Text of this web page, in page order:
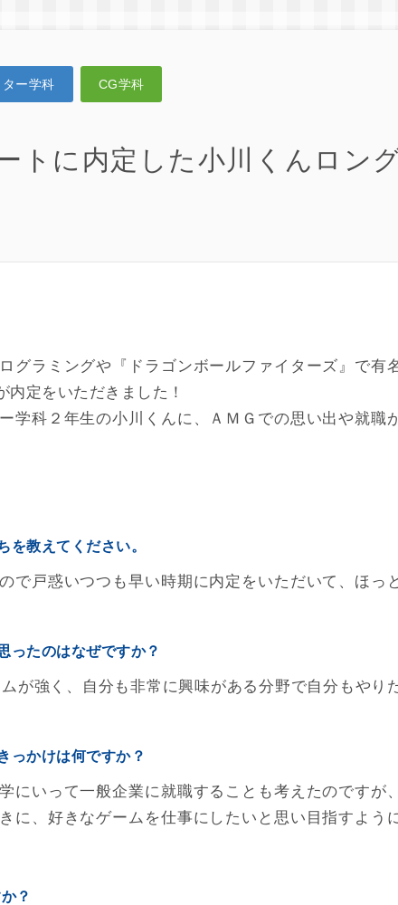
ー学科 CG学科
トに内定した小川くんロン
グラミングや『ドラゴンボールファイターズ』で有
定をいただきました！
学科２年生の小川くんに、ＡＭＧでの思い出や就職
を教えてください。
で戸惑いつつも早い時期に内定をいただいて、ほっ
ったのはなぜですか？
が強く、自分も非常に興味がある分野で自分もやり
っかけは何ですか？
にいって一般企業に就職することも考えたのですが
に、好きなゲームを仕事にしたいと思い目指すよう
？